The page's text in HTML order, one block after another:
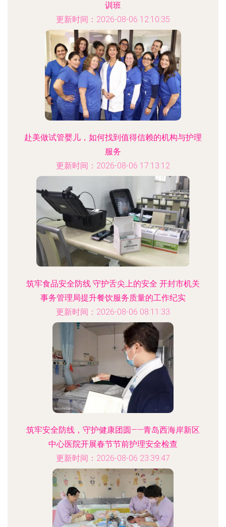
训班
更新时间：2026-08-06 12:10:35
赴美做试管婴儿，如何找到值得信赖的机构与护理
服务
更新时间：2026-08-06 17:13:12
筑牢食品安全防线 守护舌尖上的安全 开封市机关
事务管理局提升餐饮服务质量的工作纪实
更新时间：2026-08-06 08:11:33
筑牢安全防线，守护健康团圆——青岛西海岸新区
中心医院开展春节节前护理安全检查
更新时间：2026-08-06 23:39:47